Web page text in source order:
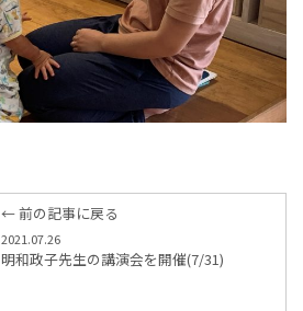
← 前の記事に戻る
2021.07.26
明和政子先生の講演会を開催(7/31)